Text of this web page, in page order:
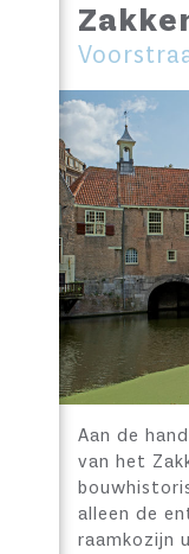
Aan de
van het
alleen de
raamkozijn